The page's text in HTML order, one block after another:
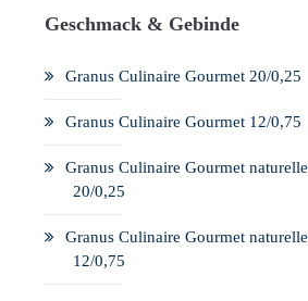
Geschmack & Gebinde
Granus Culinaire Gourmet 20/0,25
Granus Culinaire Gourmet 12/0,75
Granus Culinaire Gourmet naturelle
20/0,25
Granus Culinaire Gourmet naturelle
12/0,75